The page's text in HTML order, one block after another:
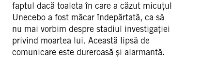
faptul dacă toaleta în care a căzut micuțul
Unecebo a fost măcar îndepărtată, ca să
nu mai vorbim despre stadiul investigației
privind moartea lui. Această lipsă de
comunicare este dureroasă și alarmantă.